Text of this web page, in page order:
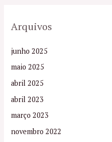
Arquivos
junho 2025
maio 2025
abril 2025
abril 2023
março 2023
novembro 2022